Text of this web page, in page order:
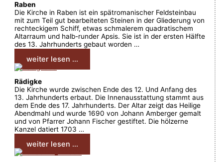
Raben
Die Kirche in Raben ist ein spätromanischer Feldsteinbau
mit zum Teil gut bearbeiteten Steinen in der Gliederung von
rechteckigem Schiff, etwas schmalerem quadratischem
Altarraum und halb-runder Apsis. Sie ist in der ersten Hälfte
des 13. Jahrhunderts gebaut worden …
weiter lesen ...
Rädigke
Die Kirche wurde zwischen Ende des 12. Und Anfang des
13. Jahrhunderts erbaut. Die Innenausstattung stammt aus
dem Ende des 17. Jahrhunderts. Der Altar zeigt das Heilige
Abendmahl und wurde 1690 von Johann Amberger gemalt
und von Pfarrer Johann Fischer gestiftet. Die hölzerne
Kanzel datiert 1703 …
weiter lesen ...